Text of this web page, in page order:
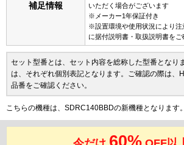
補足情報
いただく場合がございます
※メーカー1年保証付き
※設置環境や使用状況により注
に据付説明書・取扱説明書をご
セット型番とは、セット内容を総称した型番となり
は、それぞれ個別表記となります。ご確認の際は、
品番をご確認ください。
こちらの機種は、SDRC140BBDの新機種となります。